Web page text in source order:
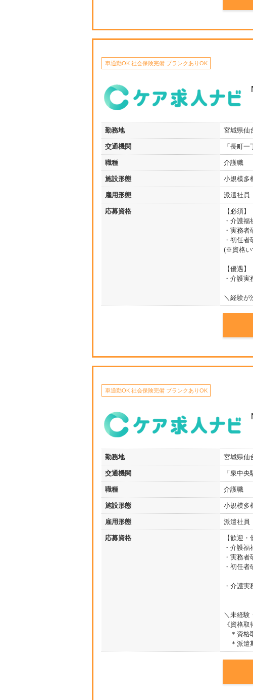
車通勤OK 社会保険完備 ブランクありOK
勤務地 宮城県仙
交通機関 「長町
職種 介護職
施設形態 小規模多
雇用形態 派遣社員
応募資格
【必須】
・介護福
・実務者
・初任
(※資格い
【優遇】
・介護
＼経験が
車通勤OK 社会保険完備 ブランクありOK
勤務地 宮城県仙
交通機関 「泉中
職種 介護職
施設形態 小規模多
雇用形態 派遣社員
応募資格
【歓迎・
・介護福
・実務者
・初任
・介護
＼未経験
《資格取
＊資格
＊派遣